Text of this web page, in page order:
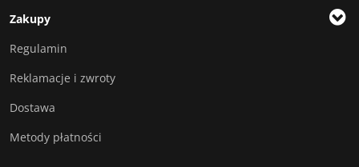
Zakupy
Regulamin
Reklamacje i zwroty
Dostawa
Metody płatności